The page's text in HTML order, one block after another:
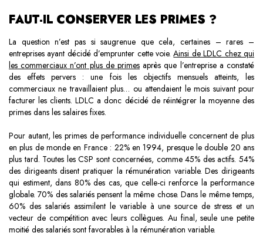
FAUT-IL CONSERVER LES PRIMES ?
La question n’est pas si saugrenue que cela, certaines – rares –
entreprises ayant décidé d’emprunter cette voie.Ainsi de LDLC chez qui
les commerciaux n’ont plus de primes après que l’entreprise a constaté
des effets pervers : une fois les objectifs mensuels atteints, les
commerciaux ne travaillaient plus… ou attendaient le mois suivant pour
facturer les clients. LDLC a donc décidé de réintégrer la moyenne des
primes dans les salaires fixes.
Pour autant, les primes de performance individuelle concernent de plus
en plus de monde en France : 22% en 1994, presque le double 20 ans
plus tard. Toutes les CSP sont concernées, comme 45% des actifs. 54%
des dirigeants disent pratiquer la rémunération variable. Des dirigeants
qui estiment, dans 80% des cas, que celle-ci renforce la performance
globale. 70% des salariés pensent la même chose. Dans le même temps,
60% des salariés assimilent le variable à une source de stress et un
vecteur de compétition avec leurs collègues. Au final, seule une petite
moitié des salariés sont favorables à la rémunération variable.